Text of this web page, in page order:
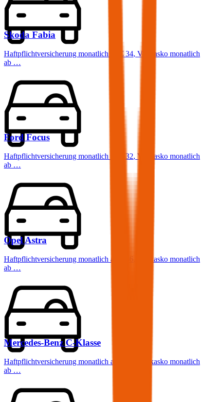
Skoda Fabia
Haftpflichtversicherung monatlich ab € 34, Vollkasko monatlich
ab …
Ford Focus
Haftpflichtversicherung monatlich ab € 32, Vollkasko monatlich
ab …
Opel Astra
Haftpflichtversicherung monatlich ab
Vollkasko monatlich
ab …
Mercedes-Benz C-Klasse
Haftpflichtversicherung monatlich ab
Vollkasko monatlich
ab …